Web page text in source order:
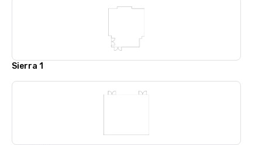
Sierra 1